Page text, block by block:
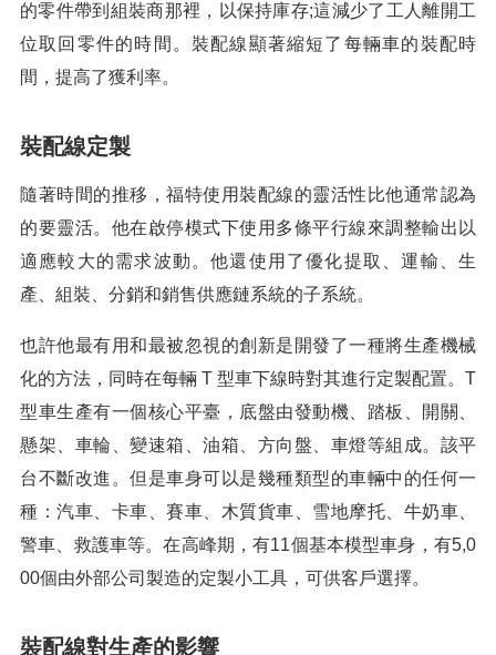
的零件帶到組裝商那裡，以保持庫存;這減少了工人離開工
位取回零件的時間。裝配線顯著縮短了每輛車的裝配時
間，提高了獲利率。
裝配線定製
隨著時間的推移，福特使用裝配線的靈活性比他通常認為
的要靈活。他在啟停模式下使用多條平行線來調整輸出以
適應較大的需求波動。他還使用了優化提取、運輸、生
產、組裝、分銷和銷售供應鏈系統的子系統。
也許他最有用和最被忽視的創新是開發了一種將生產機械
化的方法，同時在每輛 T 型車下線時對其進行定製配置。T
型車生產有一個核心平臺，底盤由發動機、踏板、開關、
懸架、車輪、變速箱、油箱、方向盤、車燈等組成。該平
台不斷改進。但是車身可以是幾種類型的車輛中的任何一
種：汽車、卡車、賽車、木質貨車、雪地摩托、牛奶車、
警車、救護車等。在高峰期，有11個基本模型車身，有5,0
00個由外部公司製造的定製小工具，可供客戶選擇。
裝配線對生產的影響